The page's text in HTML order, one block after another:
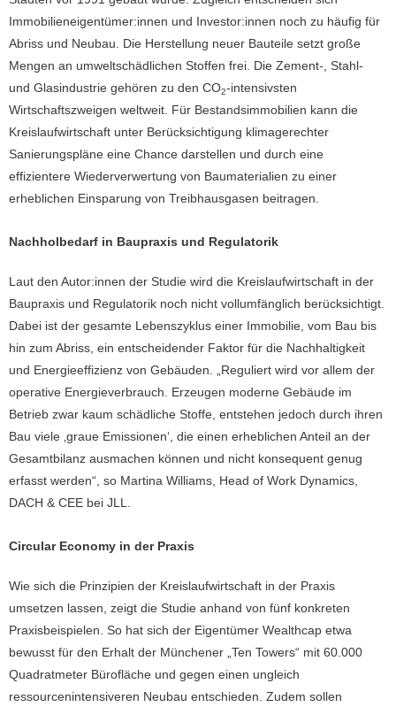
Immobilieneigentümer:innen und Investor:innen noch zu häufig für
Abriss und Neubau. Die Herstellung neuer Bauteile setzt große
Mengen an umweltschädlichen Stoffen frei. Die Zement-, Stahl-
und Glasindustrie gehören zu den CO2-intensivsten
Wirtschaftszweigen weltweit. Für Bestandsimmobilien kann die
Kreislaufwirtschaft unter Berücksichtigung klimagerechter
Sanierungspläne eine Chance darstellen und durch eine
effizientere Wiederverwertung von Baumaterialien zu einer
erheblichen Einsparung von Treibhausgasen beitragen.
Nachholbedarf in Baupraxis und Regulatorik
Laut den Autor:innen der Studie wird die Kreislaufwirtschaft in der
Baupraxis und Regulatorik noch nicht vollumfänglich berücksichtigt.
Dabei ist der gesamte Lebenszyklus einer Immobilie, vom Bau bis
hin zum Abriss, ein entscheidender Faktor für die Nachhaltigkeit
und Energieeffizienz von Gebäuden. „Reguliert wird vor allem der
operative Energieverbrauch. Erzeugen moderne Gebäude im
Betrieb zwar kaum schädliche Stoffe, entstehen jedoch durch ihren
Bau viele ‚graue Emissionen‘, die einen erheblichen Anteil an der
Gesamtbilanz ausmachen können und nicht konsequent genug
erfasst werden“, so Martina Williams, Head of Work Dynamics,
DACH & CEE bei JLL.
Circular Economy in der Praxis
Wie sich die Prinzipien der Kreislaufwirtschaft in der Praxis
umsetzen lassen, zeigt die Studie anhand von fünf konkreten
Praxisbeispielen. So hat sich der Eigentümer Wealthcap etwa
bewusst für den Erhalt der Münchener „Ten Towers“ mit 60.000
Quadratmeter Bürofläche und gegen einen ungleich
ressourcenintensiveren Neubau entschieden. Zudem sollen